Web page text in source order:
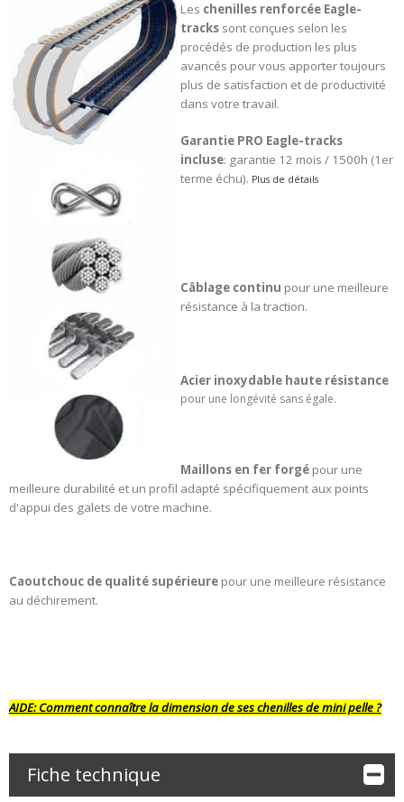
Les chenilles renforcée Eagle-
trackssont conçues selon les
procédés de production les plus
avancés pour vous apporter toujours
plus de satisfaction et de productivité
dans votre travail.
Garantie PRO Eagle-tracks
incluse: garantie 12 mois / 1500h (1er
terme échu). Plus de détails
Câblage continu pour une meilleure
résistance à la traction.
Acier inoxydable haute résistance
pour une longévité sans égale.
Maillons en fer forgépour une
meilleure durabilité et un profil adapté spécifiquement aux points
d'appui des galets de votre machine.
Caoutchouc de qualité supérieurepour une meilleure résistance
au déchirement.
AIDE:Comment connaître la dimension de ses chenilles de mini pelle ?
Fiche technique